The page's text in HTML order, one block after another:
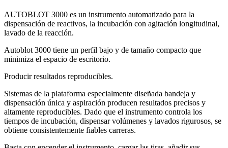
AUTOBLOT 3000 es un instrumento automatizado para la
dispensación de reactivos, la incubación con agitación longitudinal,
lavado de la reacción.
Autoblot 3000 tiene un perfil bajo y de tamaño compacto que
minimiza el espacio de escritorio.
Producir resultados reproducibles.
Sistemas de la plataforma especialmente diseñada bandeja y
dispensación única y aspiración producen resultados precisos y
altamente reproducibles. Dado que el instrumento controla los
tiempos de incubación, dispensar volúmenes y lavados rigurosos, se
obtiene consistentemente fiables carreras.